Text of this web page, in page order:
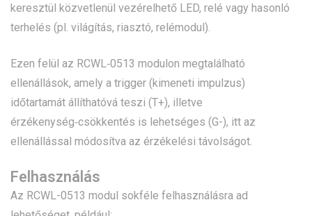
keresztül közvetlenül vezérelhető LED, relé vagy hasonló
terhelés (pl. világítás, riasztó, relémodul).
Ezen felül az RCWL‑0513 modulon megtalálható
ellenállások, amely a trigger (kimeneti impulzus)
időtartamát állíthatóvá teszi (T+), illetve
érzékenység‑csökkentés is lehetséges (G-), itt az
ellenállással módosítva az érzékelési távolságot.
Felhasználás
Az RCWL-0513 modul sokféle felhasználásra ad